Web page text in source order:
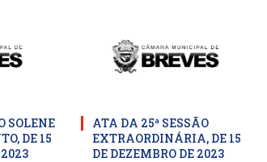
SOLENE
DE 15
ATA DA 25ª SESSÃO
EXTRAORDINÁRIA, DE 15
DE DEZEMBRO DE 2023